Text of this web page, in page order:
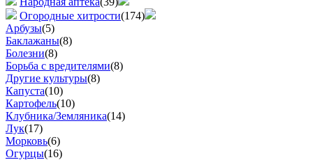
Огородные хитрости(174)
Арбузы(5)
Баклажаны(8)
Болезни(8)
Борьба с вредителями(8)
Другие культуры(8)
Капуста(10)
Картофель(10)
Клубника/Земляника(14)
Лук(17)
Морковь(6)
Огурцы(16)